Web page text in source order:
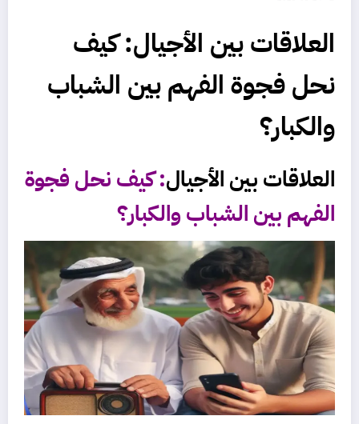
العلاقات بين الأجيال: كيف
نحل فجوة الفهم بين الشباب
والكبار؟
العلاقات بين الأجيال: كيف نحل فجوة
الفهم بين الشباب والكبار؟